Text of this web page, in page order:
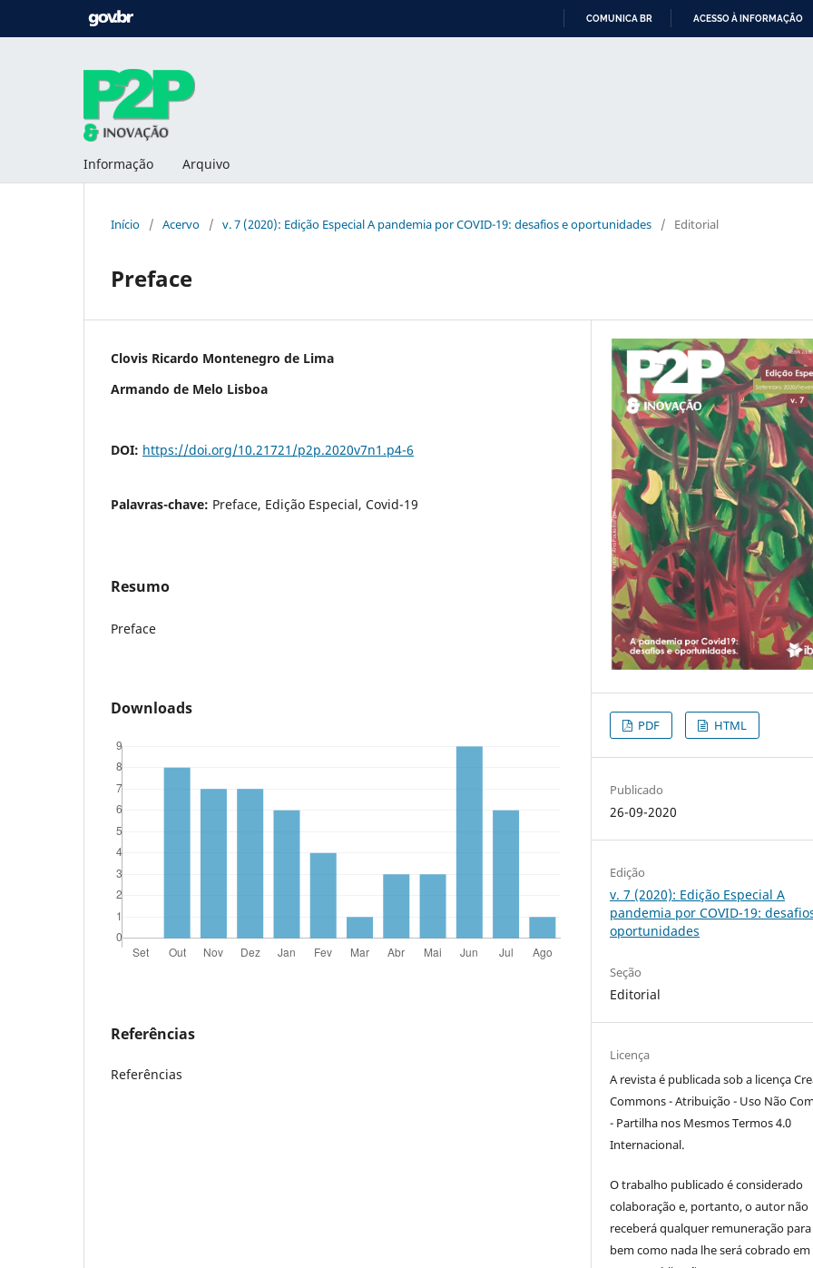
COMUNICA BR ACESSO À INFORMAÇÃO
Informação Arquivo
Início / Acervo / v. 7 (2020): Edição Especial A pandemia por COVID-19: desafios e oportunidades / Editorial
Preface
Clovis Ricardo Montenegro de Lima
Armando de Melo Lisboa
DOI: https://doi.org/10.21721/p2p.2020v7n1.p4-6
Palavras-chave: Preface, Edição Especial, Covid-19
Resumo
Preface
Downloads
Referências
Referências
PDF HTML
Publicado
26-09-2020
Edição
v. 7 (2020): Edição Especial A
pandemia por COVID-19:
oportunidades
Seção
Editorial
Licença
A revista é publicada sob a licença
Commons - Atribuição - Uso Não
- Partilha nos Mesmos Termos 4.0
Internacional.
O trabalho publicado é considerado
colaboração e, portanto, o autor não
receberá qualquer remuneração
bem como nada lhe será cobrado